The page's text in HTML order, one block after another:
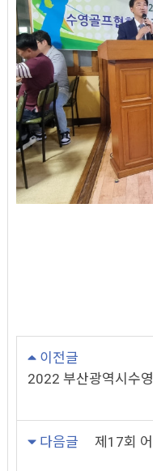
이전글
2022 부산광역시수
다음글
제17회